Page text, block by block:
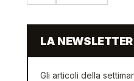
LA NEWSLETTER
Gli articoli della